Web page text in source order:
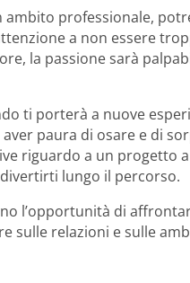
ambito professionale,
a non essere
la passione sarà
ti porterà a nuove
paura di osare e di
riguardo a un progetto
lungo il percorso.
l’opportunità di
sulle relazioni e sulle